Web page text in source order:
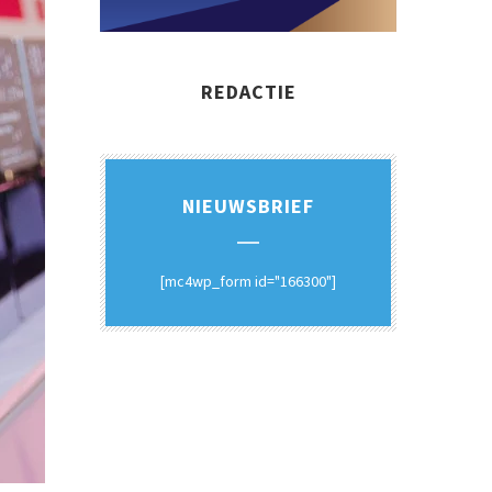
REDACTIE
NIEUWSBRIEF
[mc4wp_form id="166300"]